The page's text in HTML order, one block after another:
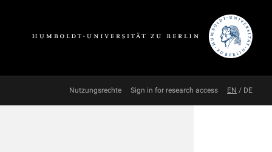
Nutzungsrechte Sign in for research access EN / DE